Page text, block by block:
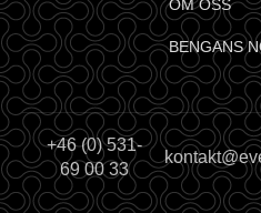
OM OSS
BENGANS
+46 (0) 531-
69 00 33